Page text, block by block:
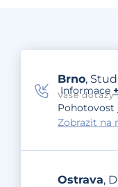
Brno,
Informace
Vaše
Pohotovost
Zobrazit na
Ostrava,